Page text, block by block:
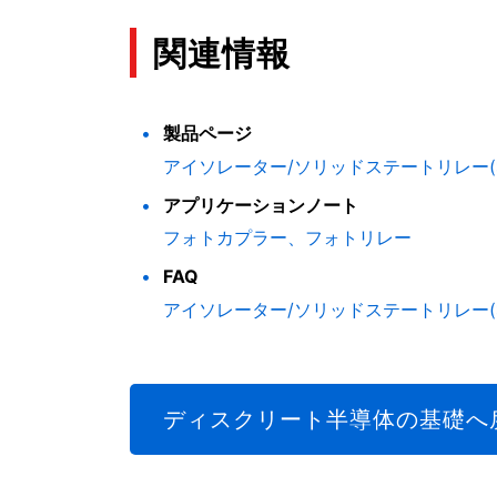
関連情報
製品ページ
アイソレーター/ソリッドステートリレー
アプリケーションノート
フォトカプラー、フォトリレー
FAQ
アイソレーター/ソリッドステートリレー
ディスクリート半導体の基礎へ